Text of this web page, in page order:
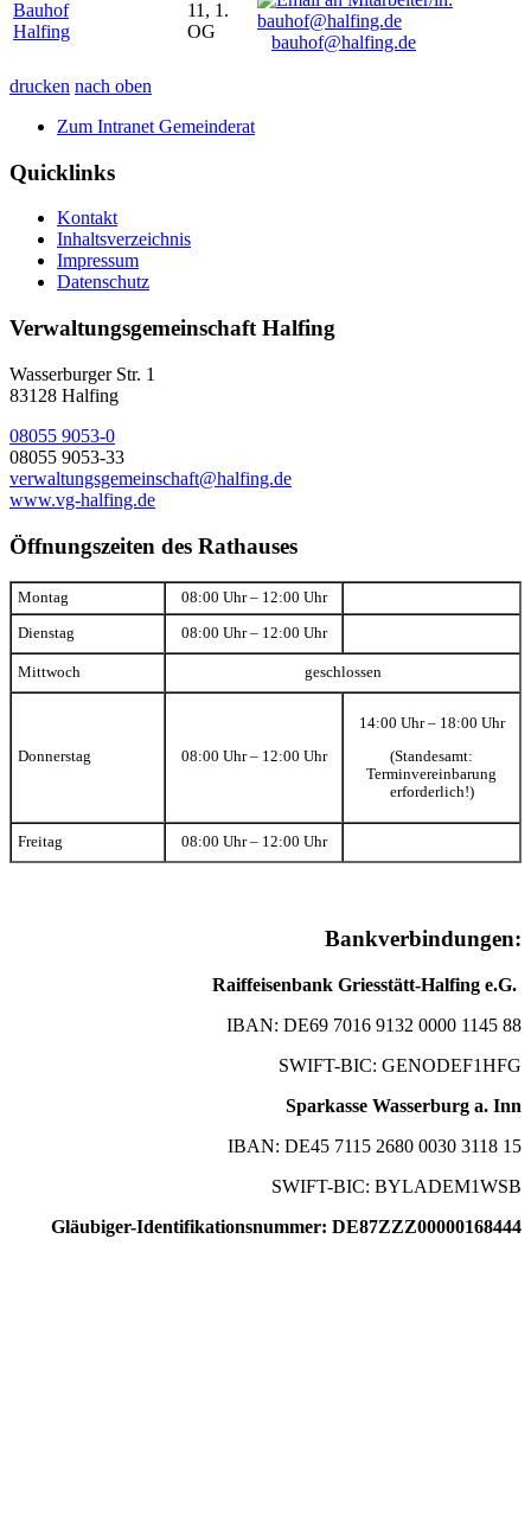
Bauhof
Halfing
11, 1.
OG
bauhof@halfing.de
drucken nach oben
Zum Intranet Gemeinderat
Quicklinks
Kontakt
Inhaltsverzeichnis
Impressum
Datenschutz
Verwaltungsgemeinschaft Halfing
Wasserburger Str. 1
83128 Halfing
08055 9053-0
08055 9053-33
verwaltungsgemeinschaft@halfing.de
www.vg-halfing.de
Öffnungszeiten des Rathauses
Montag 08:00 Uhr – 12:00 Uhr
Dienstag 08:00 Uhr – 12:00 Uhr
Mittwoch geschlossen
Donnerstag 08:00 Uhr – 12:00 Uhr
14:00 Uhr – 18:00 Uhr
(Standesamt:
Terminvereinbarung
erforderlich!)
Freitag 08:00 Uhr – 12:00 Uhr
Bankverbindungen:
Raiffeisenbank Griesstätt-Halfing e.G.
IBAN: DE69 7016 9132 0000 1145 88
SWIFT-BIC: GENODEF1HFG
Sparkasse Wasserburg a. Inn
IBAN: DE45 7115 2680 0030 3118 15
SWIFT-BIC: BYLADEM1WSB
Gläubiger-Identifikationsnummer: DE87ZZZ00000168444